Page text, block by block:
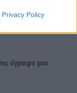
Privacy Policy
που οι
έγραψε μια